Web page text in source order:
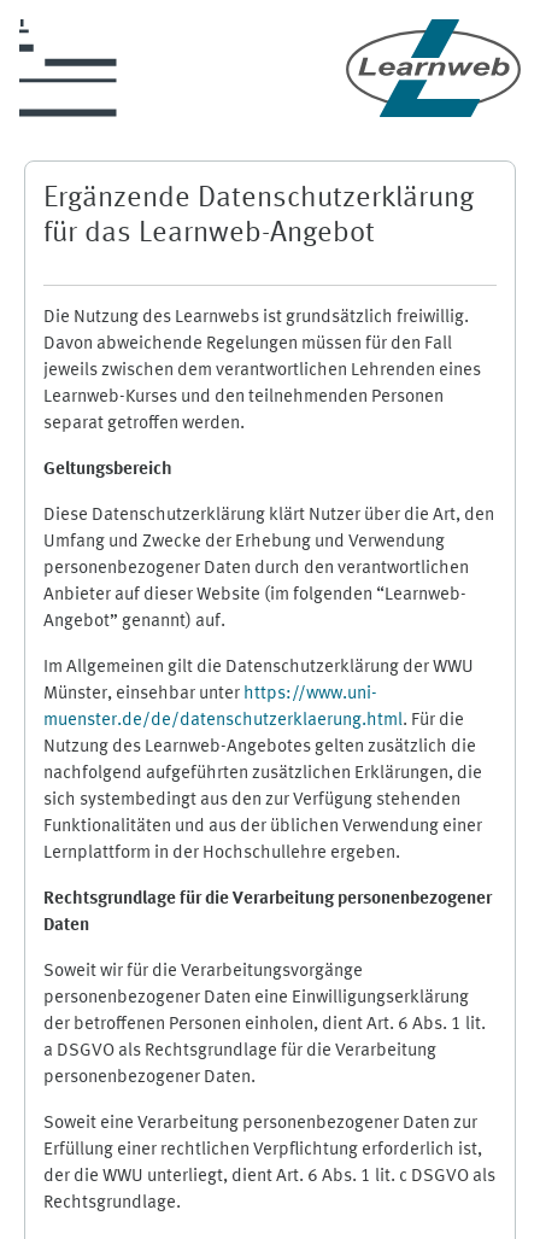
Ergänzende Datenschutzerklärung
für das Learnweb-Angebot
Die Nutzung des Learnwebs ist grundsätzlich freiwillig.
Davon abweichende Regelungen müssen für den Fall
jeweils zwischen dem verantwortlichen Lehrenden eines
Learnweb-Kurses und den teilnehmenden Personen
separat getroffen werden.
Geltungsbereich
Diese Datenschutzerklärung klärt Nutzer über die Art, den
Umfang und Zwecke der Erhebung und Verwendung
personenbezogener Daten durch den verantwortlichen
Anbieter auf dieser Website (im folgenden “Learnweb-
Angebot” genannt) auf.
Im Allgemeinen gilt die Datenschutzerklärung der WWU
Münster, einsehbar unter https://www.uni-
muenster.de/de/datenschutzerklaerung.html. Für die
Nutzung des Learnweb-Angebotes gelten zusätzlich die
nachfolgend aufgeführten zusätzlichen Erklärungen, die
sich systembedingt aus den zur Verfügung stehenden
Funktionalitäten und aus der üblichen Verwendung einer
Lernplattform in der Hochschullehre ergeben.
Rechtsgrundlage für die Verarbeitung personenbezogener
Daten
Soweit wir für die Verarbeitungsvorgänge
personenbezogener Daten eine Einwilligungserklärung
der betroffenen Personen einholen, dient Art. 6 Abs. 1 lit.
a DSGVO als Rechtsgrundlage für die Verarbeitung
personenbezogener Daten.
Soweit eine Verarbeitung personenbezogener Daten zur
Erfüllung einer rechtlichen Verpflichtung erforderlich ist,
der die WWU unterliegt, dient Art. 6 Abs. 1 lit. c DSGVO als
Rechtsgrundlage.